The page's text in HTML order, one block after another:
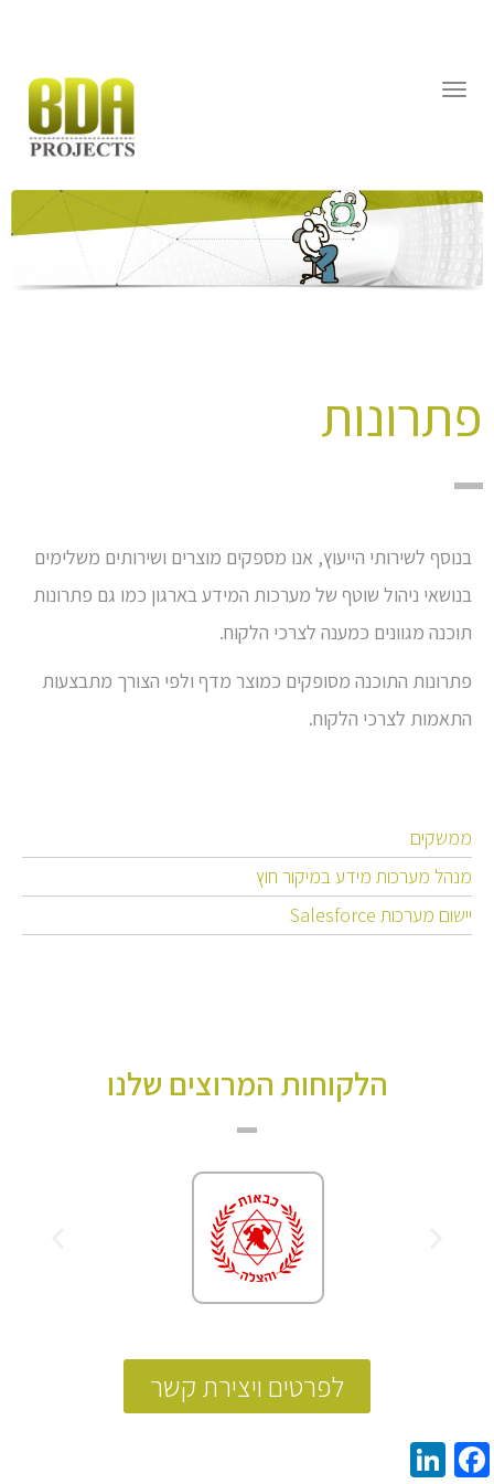
תפריט
פתרונות
בנוסף לשירותי הייעוץ, אנו מספקים מוצרים ושירותים משלימים
בנושאי ניהול שוטף של מערכות המידע בארגון כמו גם פתרונות
תוכנה מגוונים כמענה לצרכי הלקוח.
פתרונות התוכנה מסופקים כמוצר מדף ולפי הצורך מתבצעות
התאמות לצרכי הלקוח.
ממשקים
מנהל מערכות מידע במיקור חוץ
יישום מערכות Salesforce
הלקוחות המרוצים שלנו
לפרטים ויצירת קשר
Facebook